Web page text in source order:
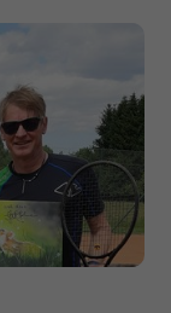
Consent-
die
Ihrer
falls der
eingestellt